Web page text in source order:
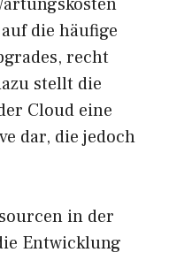
die häufige
recht
stellt die
Cloud eine
dar, die jedoch
in der
Entwicklung